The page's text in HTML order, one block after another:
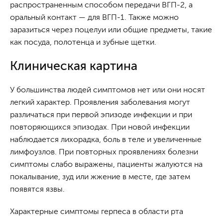
распространенным способом передачи ВГП-2, а
оральный контакт — для ВГП-1. Также можно
заразиться через поцелуи или общие предметы, такие
как посуда, полотенца и зубные щетки.
Клиническая картина
У большинства людей симптомов нет или они носят
легкий характер. Проявления заболевания могут
различаться при первой эпизоде инфекции и при
повторяющихся эпизодах. При новой инфекции
наблюдается лихорадка, боль в теле и увеличенные
лимфоузлов. При повторных проявлениях болезни
симптомы слабо выражены, пациенты жалуются на
покалывание, зуд или жжение в месте, где затем
появятся язвы.
Характерные симптомы герпеса в области рта